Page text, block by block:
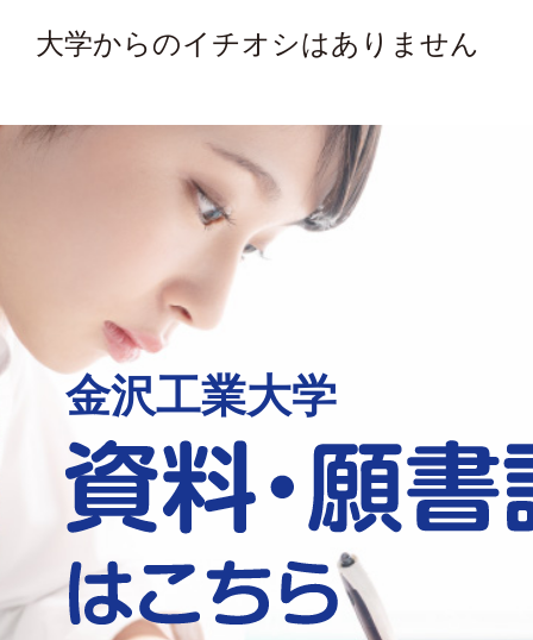
大学からのイチオシはありません
金沢工業大学